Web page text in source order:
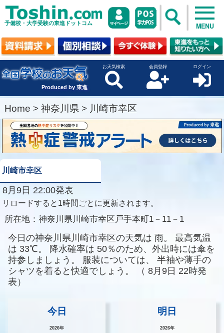
予備校・大学受験の東進ドットコム MENU
Produced by 東進
お天気検索 会員登録 ログイン
Home > 神奈川県 > 川崎市幸区
川崎市幸区
8月9日 22:00発表
リロードすると1時間ごとに更新されます。
所在地： 神奈川県川崎市幸区戸手本町1－11－1
今日の神奈川県川崎市幸区の天気は 雨。
最高気温
は 33℃。 降水確率は 50％のため、外出時には傘を
持参しましょう。
服装については、
半袖や薄手の
シャツを着ると快適でしょう。
（ 8月9日 22時発
表）
今日
2026年
明日
2026年